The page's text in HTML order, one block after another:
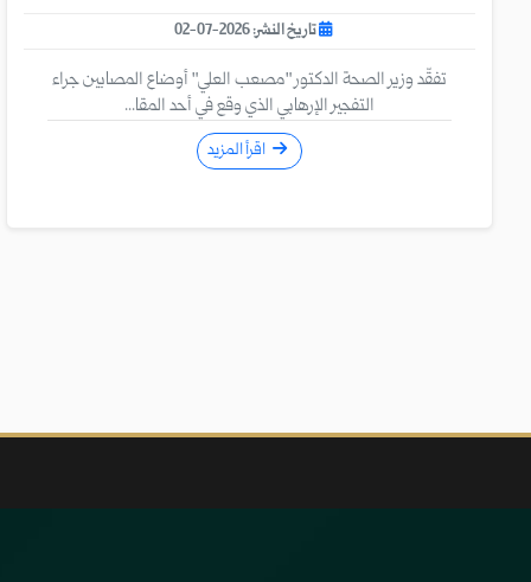
تاريخ النشر: 2026-07-02
​تفقّد وزير الصحة الدكتور "مصعب العلي" أوضاع المصابين جراء
التفجير الإرهابي الذي وقع في أحد المقا...
اقرأ المزيد